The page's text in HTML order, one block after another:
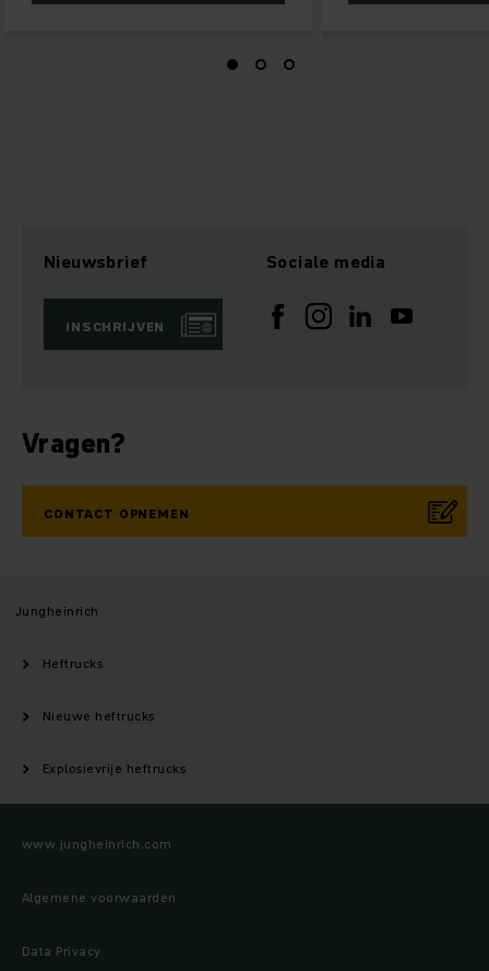
Nieuwsbrief
INSCHRIJVEN
Sociale media
Vragen?
CONTACT OPNEMEN
Jungheinrich
Heftrucks
Nieuwe heftrucks
Explosievrije heftrucks
www.jungheinrich.com
Algemene voorwaarden
Data Privacy